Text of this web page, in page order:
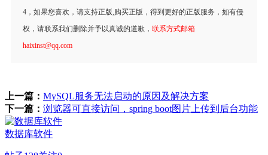
4，如果您喜欢，请支持正版,购买正版，得到更好的正版服务，如有侵
权，请联系我们删除并予以真诚的道歉， 联系方式邮箱
haixinst@qq.com
上一篇： MySQL服务无法启动的原因及解决方案
下一篇： 浏览器可直接访问，spring boot图片上传到后台功能
数据库软件